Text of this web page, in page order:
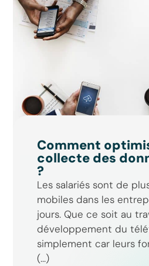
Comment
collecte des
?
Les salariés sont de
mobiles dans les
jours. Que ce soit au
développement du
simplement car leurs
(...)